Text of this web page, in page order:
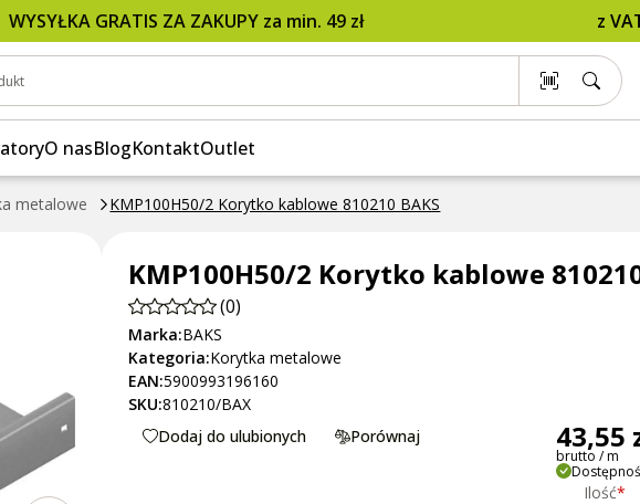
WYSYŁKA GRATIS ZA ZAKUPY za min. 49 zł z
O nasBlogKontaktOutlet
metalowe KMP100H50/2 Korytko kablowe 810210 BAKS
KMP100H50/2 Korytko kablowe
(0)
Marka:BAKS
Kategoria:Korytka metalowe
EAN:5900993196160
SKU:810210/BAX
Dodaj do ulubionych
Porównaj 43,55
brutto / m
Ilość